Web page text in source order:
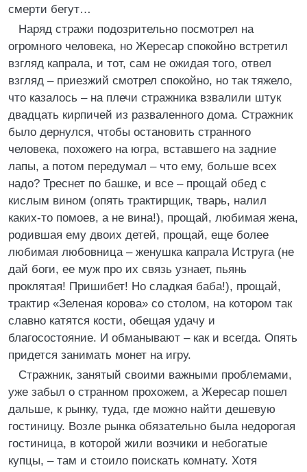
смерти бегут…
Наряд стражи подозрительно посмотрел на
огромного человека, но Жересар спокойно встретил
взгляд капрала, и тот, сам не ожидая того, отвел
взгляд – приезжий смотрел спокойно, но так тяжело,
что казалось – на плечи стражника взвалили штук
двадцать кирпичей из разваленного дома. Стражник
было дернулся, чтобы остановить странного
человека, похожего на югра, вставшего на задние
лапы, а потом передумал – что ему, больше всех
надо? Треснет по башке, и все – прощай обед с
кислым вином (опять трактирщик, тварь, налил
каких-то помоев, а не вина!), прощай, любимая жена,
родившая ему двоих детей, прощай, еще более
любимая любовница – женушка капрала Иструга (не
дай боги, ее муж про их связь узнает, пьянь
проклятая! Пришибет! Но сладкая баба!), прощай,
трактир «Зеленая корова» со столом, на котором так
славно катятся кости, обещая удачу и
благосостояние. И обманывают – как и всегда. Опять
придется занимать монет на игру.
Стражник, занятый своими важными проблемами,
уже забыл о странном прохожем, а Жересар пошел
дальше, к рынку, туда, где можно найти дешевую
гостиницу. Возле рынка обязательно была недорогая
гостиница, в которой жили возчики и небогатые
купцы, – там и стоило поискать комнату. Хотя